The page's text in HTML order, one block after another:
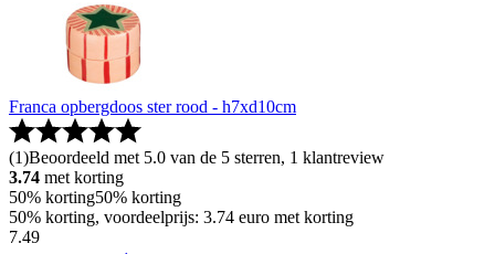
Franca opbergdoos ster rood - h7xd10cm
(1)Beoordeeld met 5.0 van de 5 sterren, 1 klantreview
3.74 met korting
50% korting50% korting
50% korting, voordeelprijs: 3.74 euro met korting
7.49